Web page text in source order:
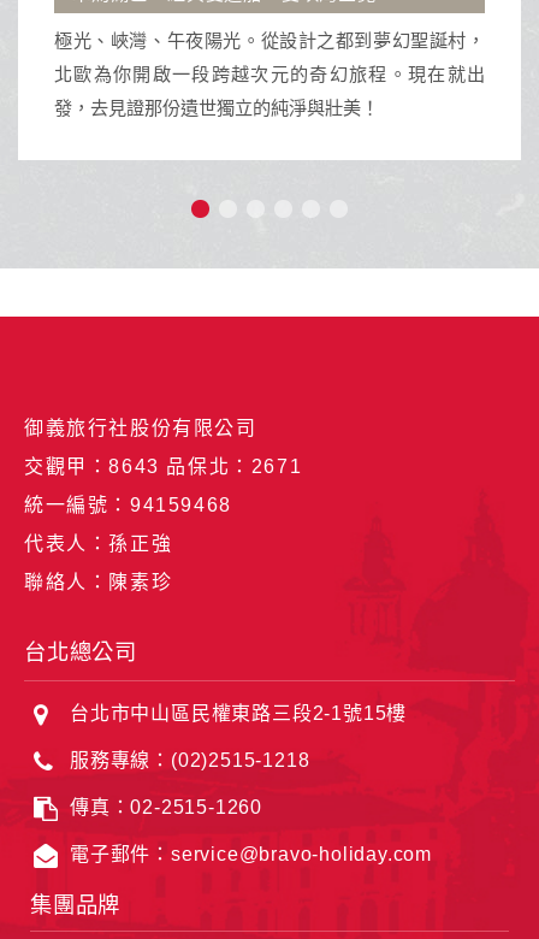
午夜陽光。從設計之都到夢幻聖誕村，
啟一段跨越次元的奇幻旅程。現在就出
份遺世獨立的純淨與壯美！
沖繩擁有蔚藍
活動與獨特南
御義旅行社股份有限公司
交觀甲：8643 品保北：2671
統一編號：94159468
代表人：孫正強
聯絡人：陳素珍
台北總公司
台北市中山區民權東路三段2-1號15樓
服務專線：(02)2515-1218
傳真：02-2515-1260
電子郵件：service@bravo-holiday.com
集團品牌